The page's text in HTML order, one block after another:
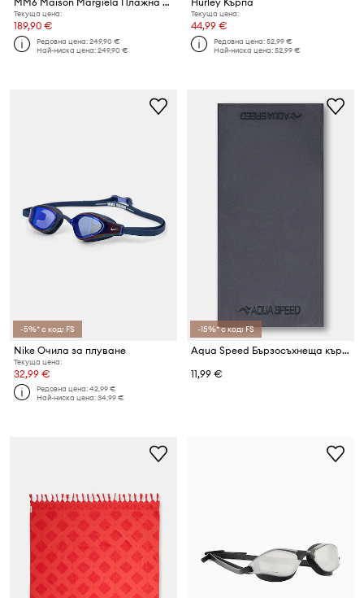
Текуща цена:
189,90 €
Редовна цена:249,90 €
Най-ниска цена:249,90 €
Текуща цена:
44,99 €
Редовна цена:52,99 €
Най-ниска цена:52,99 €
-5%* с код: FS
Nike Очила за плуване
Текуща цена:
32,99 €
Редовна цена:42,99 €
Най-ниска цена:34,99 €
-15%* с код: FS
Aqua Speed Бързосъхнеща кърпа 50x100
11,99 €